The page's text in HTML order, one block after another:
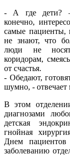
- А где дети?
конечно,
самые пациенты,
не знают, что
люди не
коридорам,
от счастья.
- Обедают,
шумно, -
В этом
диагнозами
детская
гнойная
Днем пациентов
заболеванию